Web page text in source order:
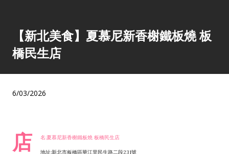
【新北美食】夏慕尼新香榭鐵板燒 板
橋民生店
6/03/2026
店 名:夏慕尼新香榭鐵板燒 板橋民生店
地址:新北市板橋區華江里民生路二段231號